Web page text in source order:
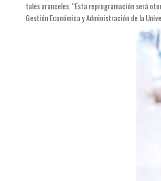
tales aranceles. “Esta reprogramación será
Gestión Económica y Administración de la